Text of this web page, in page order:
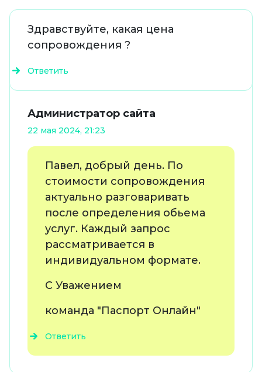
Здравствуйте, какая цена
сопровождения ?
Ответить
Администратор сайта
22 мая 2024, 21:23
Павел, добрый день. По
стоимости сопровождения
актуально разговаривать
после определения обьема
услуг. Каждый запрос
рассматривается в
индивидуальном формате.
С Уважением
команда "Паспорт Онлайн"
Ответить